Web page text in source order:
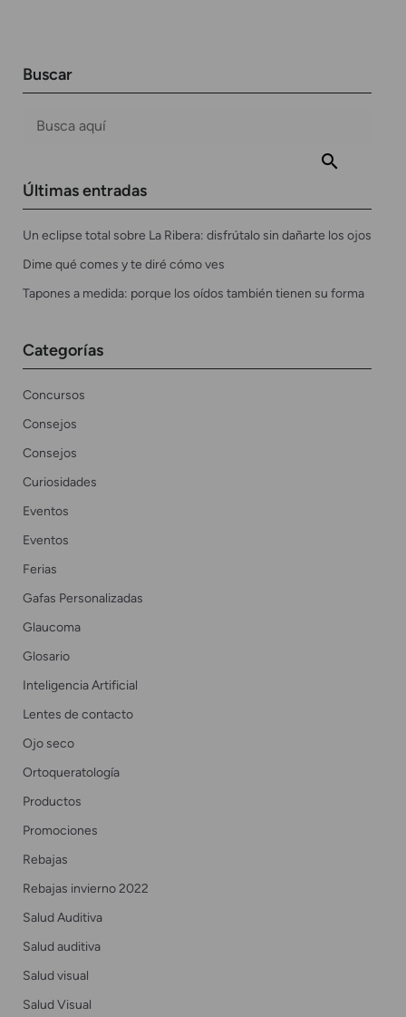
Buscar
Últimas entradas
Un eclipse total sobre La Ribera: disfrútalo sin dañarte los ojos
Dime qué comes y te diré cómo ves
Tapones a medida: porque los oídos también tienen su forma
Categorías
Concursos
Consejos
Consejos
Curiosidades
Eventos
Eventos
Ferias
Gafas Personalizadas
Glaucoma
Glosario
Inteligencia Artificial
Lentes de contacto
Ojo seco
Ortoqueratología
Productos
Promociones
Rebajas
Rebajas invierno 2022
Salud Auditiva
Salud auditiva
Salud visual
Salud Visual